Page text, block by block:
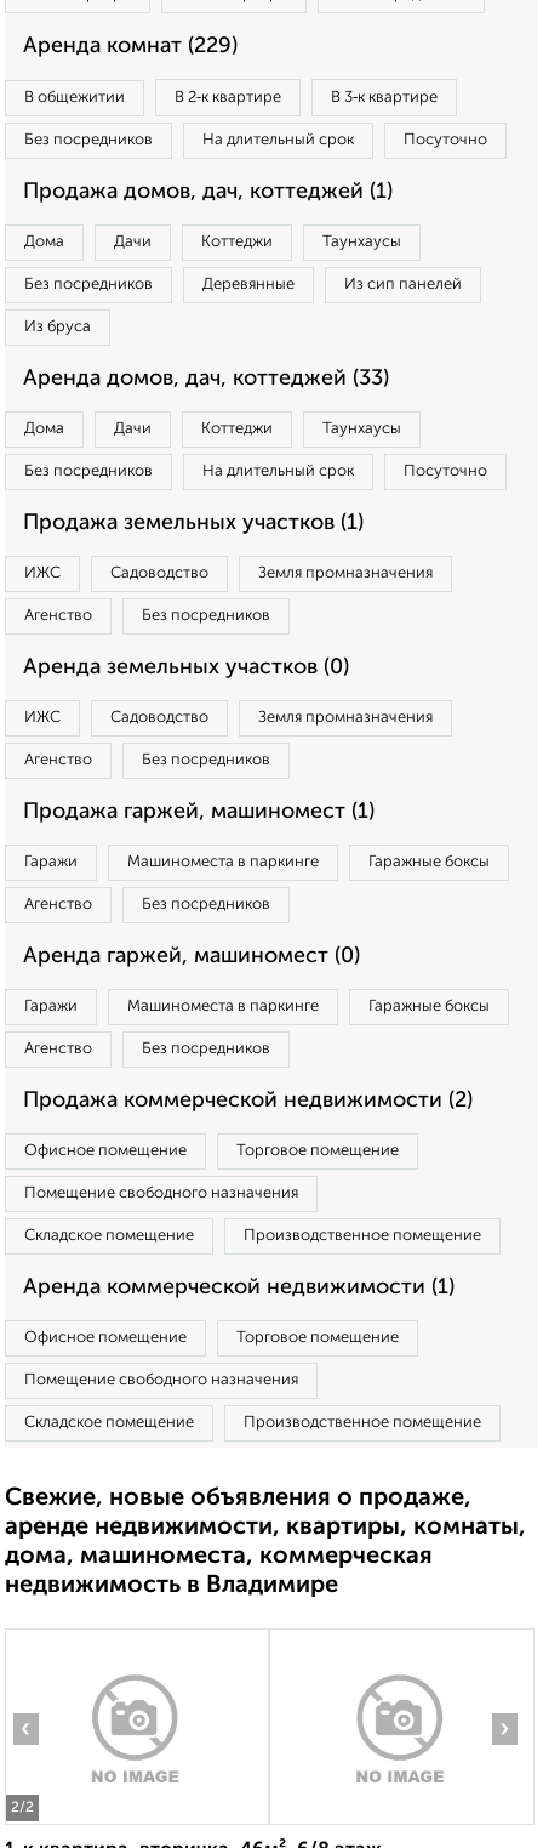
Аренда комнат (229)
В общежитии В 2‑к квартире В 3‑к квартире
Без посредников На длительный срок Посуточно
Продажа домов, дач, коттеджей (1)
Дома Дачи Коттеджи Таунхаусы
Без посредников Деревянные Из сип панелей
Из бруса
Аренда домов, дач, коттеджей (33)
Дома Дачи Коттеджи Таунхаусы
Без посредников На длительный срок Посуточно
Продажа земельных участков (1)
ИЖС Садоводство Земля промназначения
Агенство Без посредников
Аренда земельных участков (0)
ИЖС Садоводство Земля промназначения
Агенство Без посредников
Продажа гаржей, машиномест (1)
Гаражи Машиноместа в паркинге Гаражные боксы
Агенство Без посредников
Аренда гаржей, машиномест (0)
Гаражи Машиноместа в паркинге Гаражные боксы
Агенство Без посредников
Продажа коммерческой недвижимости (2)
Офисное помещение Торговое помещение
Помещение свободного назначения
Складское помещение Производственное помещение
Аренда коммерческой недвижимости (1)
Офисное помещение Торговое помещение
Помещение свободного назначения
Складское помещение Производственное помещение
Свежие, новые объявления о продаже,
аренде недвижимости, квартиры, комнаты,
дома, машиноместа, коммерческая
недвижимость в Владимире
2/2
‹ ›